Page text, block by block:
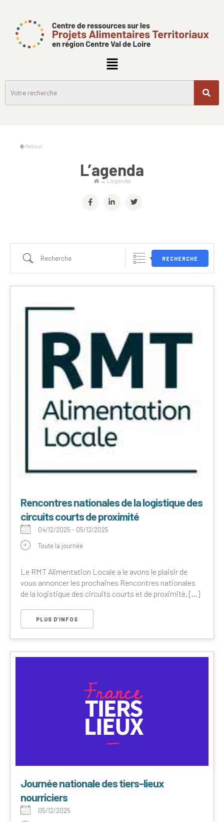
Retour
L’agenda
→L’agenda
RECHERCHE
Rencontres nationales de la logistique des
circuits courts de proximité
04/12/2025 - 05/12/2025
Toute la journée
Le RMT Alimentation Locale a le avons le plaisir de
vous annoncer les prochaines Rencontres nationales
de la logistique des circuits courts et de proximité, [...]
PLUS D’INFOS
Journée nationale des tiers-lieux
nourriciers
05/12/2025